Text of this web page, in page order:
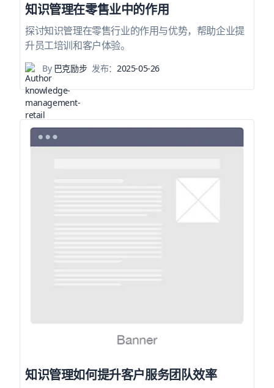
知识管理在零售业中的作用
探讨知识管理在零售行业的作用与优势，帮助企业提
升员工培训和客户体验。
By巴克励步 发布： 2025-05-26
知识管理如何提升客户服务团队效率